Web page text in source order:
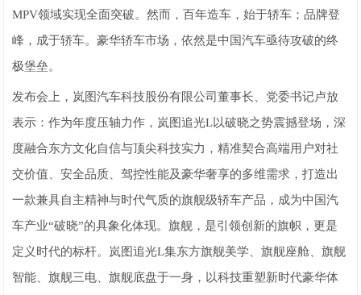
MPV领域实现全面突破。然而，百年造车，始于轿车；品牌登
峰，成于轿车。豪华轿车市场，依然是中国汽车亟待攻破的终
极堡垒。
发布会上，岚图汽车科技股份有限公司董事长、党委书记卢放
表示：作为年度压轴力作，岚图追光L以破晓之势震撼登场，深
度融合东方文化自信与顶尖科技实力，精准契合高端用户对社
交价值、安全品质、驾控性能及豪华奢享的多维需求，打造出
一款兼具自主精神与时代气质的旗舰级轿车产品，成为中国汽
车产业“破晓”的具象化体现。旗舰，是引领创新的旗帜，更是
定义时代的标杆。岚图追光L集东方旗舰美学、旗舰座舱、旗舰
智能、旗舰三电、旗舰底盘于一身，以科技重塑新时代豪华体